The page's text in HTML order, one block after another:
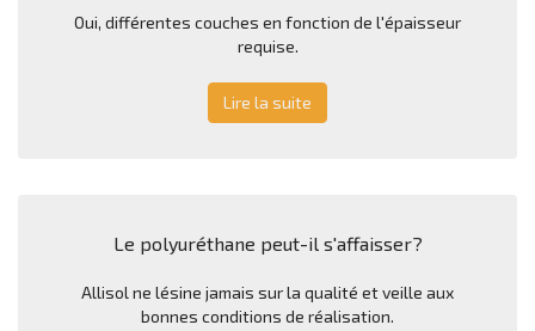
Oui, différentes couches en fonction de l'épaisseur
requise.
Lire la suite
Le polyuréthane peut-il s'affaisser?
Allisol ne lésine jamais sur la qualité et veille aux
bonnes conditions de réalisation.